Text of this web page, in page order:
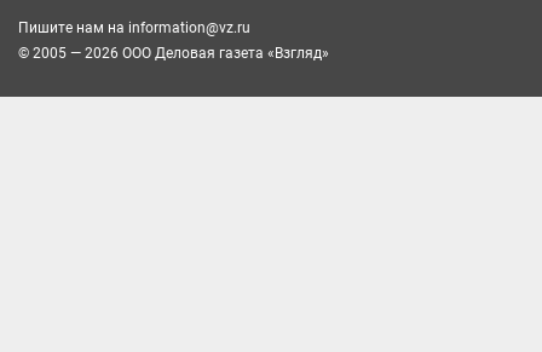
Пишите нам на information@vz.ru
© 2005 — 2026 ООО Деловая газета «Взгляд»